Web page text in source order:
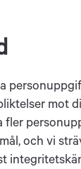
mot
fler
och vi